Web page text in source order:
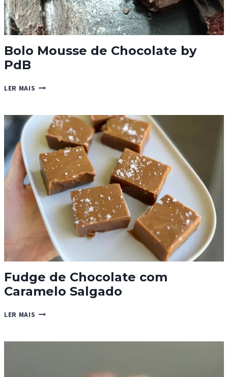
Bolo Mousse de Chocolate by
PdB
LER MAIS BOLO
CHOCOLATE
BY
PDB
Fudge de Chocolate com
Caramelo Salgado
LER MAIS FUDGE
COM